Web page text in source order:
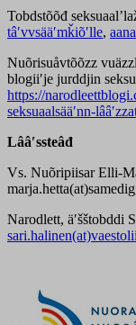
Tobdstõõđ
tâʹvvsääʹmǩiõʹlle,
Nuõrisuåvtõõzz
blogiiʹje jurddjin
https://
seksuaalsääʹnn-
Lââʹssteâđ
Vs. Nuõripiisar Elli-
Narodlett, äʹšštobddi